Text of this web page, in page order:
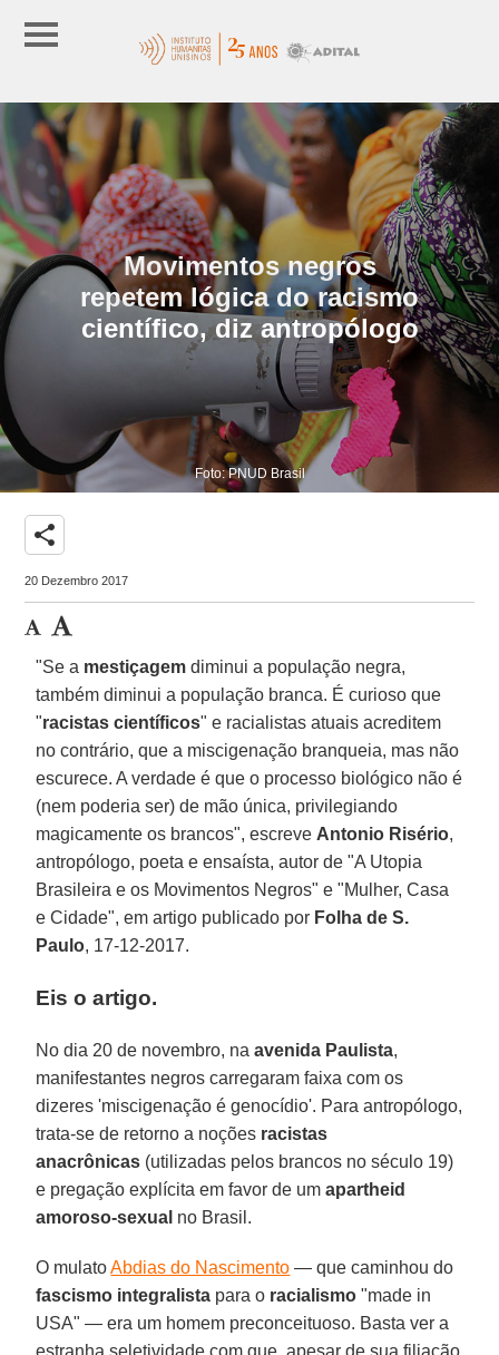
Movimentos negros
repetem lógica do racismo
científico, diz antropólogo
Foto: PNUD Brasil
share
20 Dezembro 2017
"Se a mestiçagem diminui a população negra,
também diminui a população branca. É curioso que
"racistas científicos" e racialistas atuais acreditem
no contrário, que a miscigenação branqueia, mas não
escurece. A verdade é que o processo biológico não é
(nem poderia ser) de mão única, privilegiando
magicamente os brancos", escreve Antonio Risério,
antropólogo, poeta e ensaísta, autor de "A Utopia
Brasileira e os Movimentos Negros" e "Mulher, Casa
e Cidade", em artigo publicado por Folha de S.
Paulo, 17-12-2017.
Eis o artigo.
No dia 20 de novembro, naavenida Paulista,
manifestantes negros carregaram faixa com os
dizeres 'miscigenação é genocídio'. Para antropólogo,
trata-se de retorno a noções racistas
anacrônicas (utilizadas pelos brancos no século 19)
e pregação explícita em favor de umapartheid
amoroso-sexual no Brasil.
O mulatoAbdias do Nascimento — que caminhou do
fascismo integralista para o racialismo "made in
USA" — era um homem preconceituoso. Basta ver a
estranha seletividade com que, apesar de sua filiação